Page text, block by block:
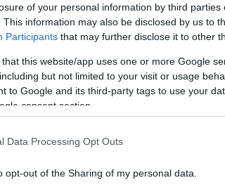
of your personal information by third parties
This information may also be disclosed by us to
Participants that may further disclose it to other
that this website/app uses one or more Google
but not limited to your visit or usage
to Google and its third-party tags to use your
consent section.
Data Processing Opt Outs
opt-out of the Sharing of my personal data.